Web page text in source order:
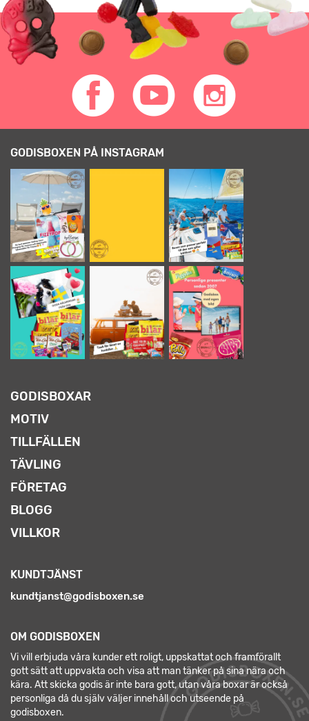
GODISBOXEN PÅ INSTAGRAM
GODISBOXAR
MOTIV
TILLFÄLLEN
TÄVLING
FÖRETAG
BLOGG
VILLKOR
KUNDTJÄNST
kundtjanst@godisboxen.se
OM GODISBOXEN
Vi vill erbjuda våra kunder ett roligt, uppskattat och framförallt
gott sätt att uppvakta och visa att man tänker på sina nära och
kära. Att skicka godis är inte bara gott, utan våra boxar är också
personliga då du själv väljer innehåll och utseende på
godisboxen.